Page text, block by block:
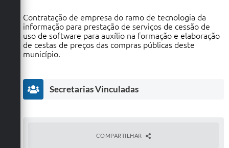
Contratação de empresa do ramo de tecnologia da
informação para prestação de serviços de cessão de
uso de software para auxílio na formação e elaboração
de cestas de preços das compras públicas deste
município.
Secretarias Vinculadas
COMPARTILHAR